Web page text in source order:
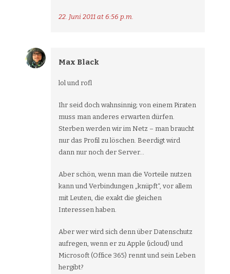
22. Juni 2011 at 6:56 p.m.
Max Black
lol und rofl
Ihr seid doch wahnsinnig; von einem Piraten
muss man anderes erwarten dürfen.
Sterben werden wir im Netz – man braucht
nur das Profil zu löschen. Beerdigt wird
dann nur noch der Server…
Aber schön, wenn man die Vorteile nutzen
kann und Verbindungen „knüpft“, vor allem
mit Leuten, die exakt die gleichen
Interessen haben.
Aber wer wird sich denn über Datenschutz
aufregen, wenn er zu Apple (icloud) und
Microsoft (Office 365) rennt und sein Leben
hergibt?